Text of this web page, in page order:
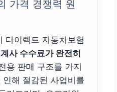
가격 경쟁력 원
다이렉트 자동차보험
사 수수료가 완전히
용 판매 구조를 가지
해 절감된 사업비를